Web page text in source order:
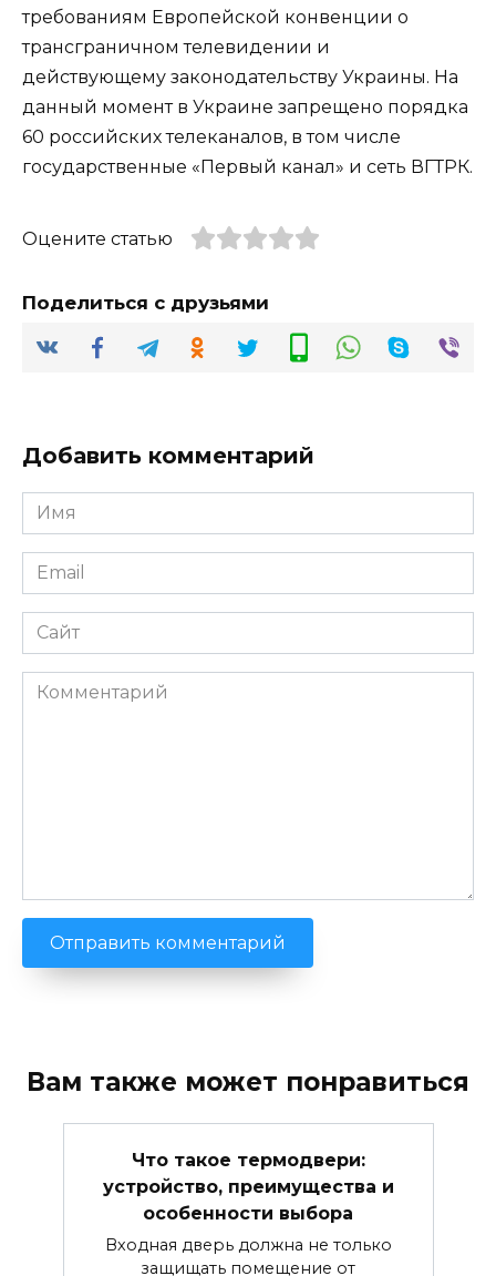
требованиям Европейской конвенции о
трансграничном телевидении и
действующему законодательству Украины. На
данный момент в Украине запрещено порядка
60 российских телеканалов, в том числе
государственные «Первый канал» и сеть ВГТРК.
Оцените статью
Поделиться с друзьями
Добавить комментарий
Имя
*
Email
*
Сайт
Комментарий
Вам также может понравиться
Что такое термодвери:
устройство, преимущества и
особенности выбора
Входная дверь должна не только
защищать помещение от